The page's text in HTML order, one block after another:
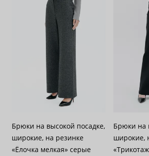
Брюки на высокой посадке,
широкие, на резинке
«Ёлочка мелкая» серые
Брюки на
широкие,